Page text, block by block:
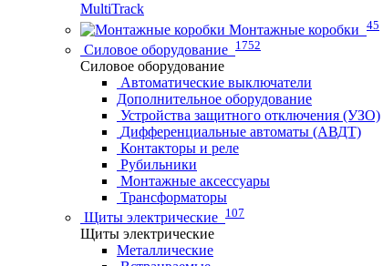
MultiTrack
Монтажные коробки 45
Силовое оборудование 1752
Силовое оборудование
Автоматические выключатели
Дополнительное оборудование
Устройства защитного отключения (УЗО)
Дифференциальные автоматы (АВДТ)
Контакторы и реле
Рубильники
Монтажные аксессуары
Трансформаторы
Щиты электрические 107
Щиты электрические
Металлические